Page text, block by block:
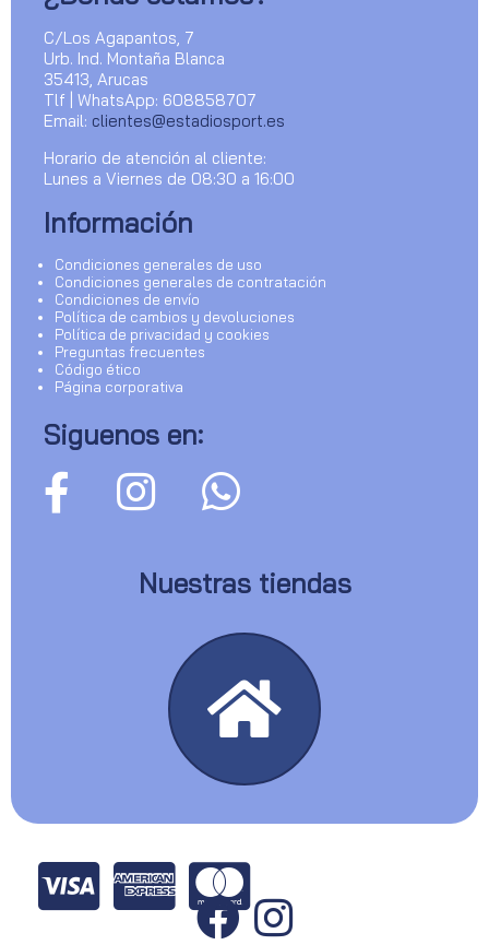
C/Los Agapantos, 7
Urb. Ind. Montaña Blanca
35413, Arucas
Tlf | WhatsApp: 608858707
Email: clientes@estadiosport.es
Horario de atención al cliente:
Lunes a Viernes de 08:30 a 16:00
Información
Condiciones generales de uso
Condiciones generales de contratación
Condiciones de envío
Política de cambios y devoluciones
Política de privacidad y cookies
Preguntas frecuentes
Código ético
Página corporativa
Siguenos en:
Nuestras tiendas